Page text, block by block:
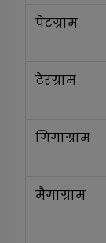
पेटग्राम
टेरग्राम
गिगाग्राम
मैगाग्राम